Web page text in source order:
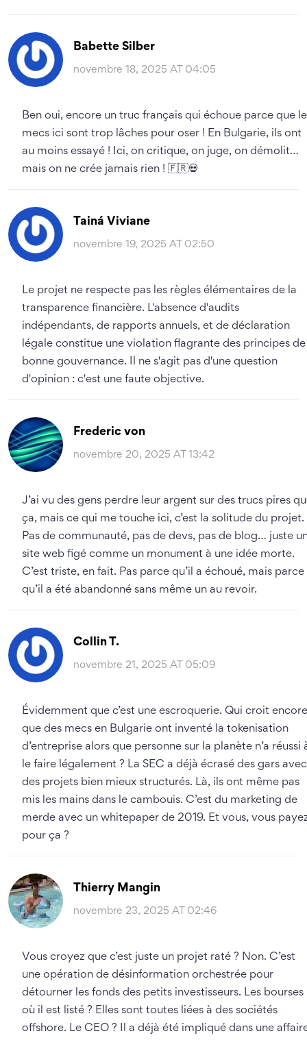
Babette Silber
novembre 18, 2025 AT 04:05
Ben oui, encore un truc français qui échoue parce que
mecs ici sont trop lâches pour oser ! En Bulgarie, ils ont
au moins essayé ! Ici, on critique, on juge, on démolit…
mais on ne crée jamais rien ! 🇫🇷💀
Tainá Viviane
novembre 19, 2025 AT 02:50
Le projet ne respecte pas les règles élémentaires de la
transparence financière. L'absence d'audits
indépendants, de rapports annuels, et de déclaration
légale constitue une violation flagrante des principes de
bonne gouvernance. Il ne s'agit pas d'une question
d'opinion : c'est une faute objective.
Frederic von
novembre 20, 2025 AT 13:42
J’ai vu des gens perdre leur argent sur des trucs pires
ça, mais ce qui me touche ici, c’est la solitude du projet.
Pas de communauté, pas de devs, pas de blog… juste
site web figé comme un monument à une idée morte.
C’est triste, en fait. Pas parce qu’il a échoué, mais parce
qu’il a été abandonné sans même un au revoir.
Collin T.
novembre 21, 2025 AT 05:09
Évidemment que c’est une escroquerie. Qui croit encore
que des mecs en Bulgarie ont inventé la tokenisation
d’entreprise alors que personne sur la planète n’a réussi
le faire légalement ? La SEC a déjà écrasé des gars avec
des projets bien mieux structurés. Là, ils ont même pas
mis les mains dans le cambouis. C’est du marketing de
merde avec un whitepaper de 2019. Et vous, vous
pour ça ?
Thierry Mangin
novembre 23, 2025 AT 02:46
Vous croyez que c’est juste un projet raté ? Non. C’est
une opération de désinformation orchestrée pour
détourner les fonds des petits investisseurs. Les bourses
où il est listé ? Elles sont toutes liées à des sociétés
offshore. Le CEO ? Il a déjà été impliqué dans une